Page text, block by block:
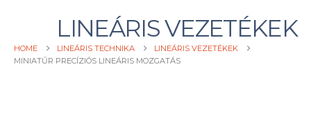
LINEÁRIS VEZETÉKEK
HOME LINEÁRIS TECHNIKA
LINEÁRIS VEZETÉKEK
MINIATŰR PRECÍZIÓS LINEÁRIS MOZGATÁS